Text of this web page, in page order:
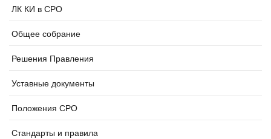
ЛК КИ в СРО
Общее собрание
Решения Правления
Уставные документы
Положения СРО
Стандарты и правила